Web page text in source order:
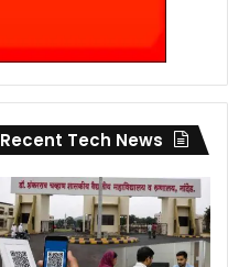
Recent Tech News